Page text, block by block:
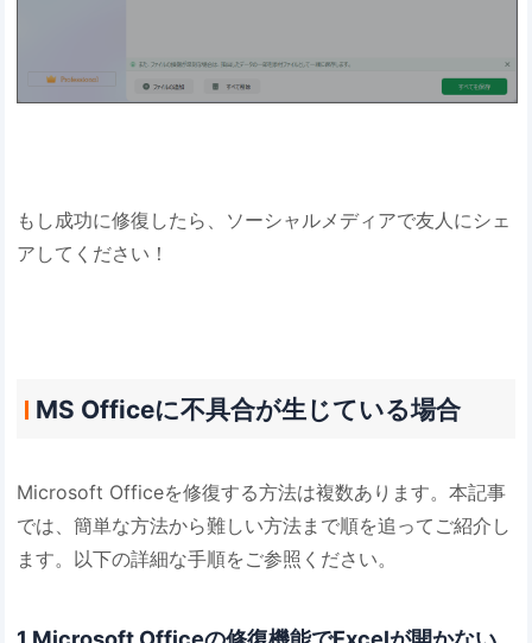
もし成功に修復したら、ソーシャルメディアで友人にシェ
アしてください！
MS Officeに不具合が生じている場合
Microsoft Officeを修復する方法は複数あります。本記事
では、簡単な方法から難しい方法まで順を追ってご紹介し
ます。以下の詳細な手順をご参照ください。